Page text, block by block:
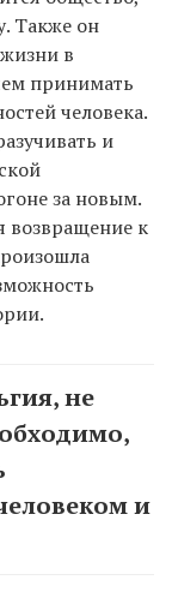
Также он
в
принимать
человека.
и
за новым.
возвращение к
не
и